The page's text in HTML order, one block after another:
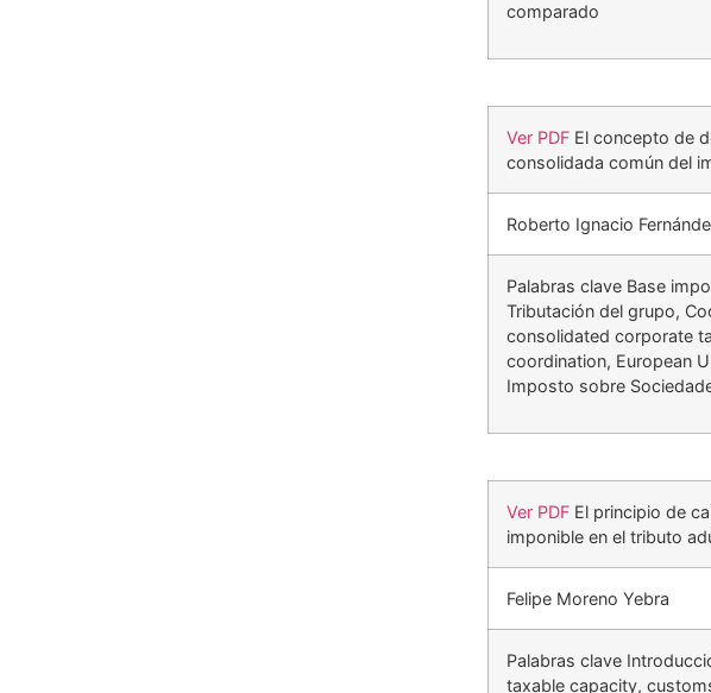
comparado
Ver PDFEl concepto de
consolidada común del
Roberto Ignacio
Palabras clave Base
Tributación del grupo,
consolidated corporate
coordination, European
Imposto sobre
Ver PDFEl principio de
imponible en el tributo
Felipe Moreno Yebra
Palabras clave
taxable capacity,